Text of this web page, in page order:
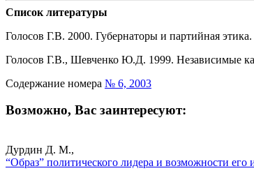
Список литературы
Голосов Г.В. 2000. Губернаторы и партийная
Голосов Г.В., Шевченко Ю.Д. 1999. Независимые
Содержание номера № 6, 2003
Возможно, Вас заинтересуют:
Дурдин Д. М.,
“Образ” политического лидера и возможности